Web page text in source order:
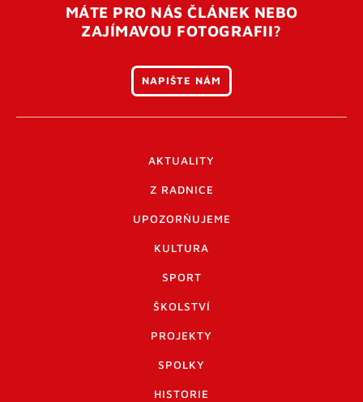
otevření tohoto odkazu se váš účet ověří a můžete se
přihlásit. Nezapomeňte zkontrolovat složku SPAM ve
MÁTE PRO NÁS ČLÁNEK NEBO
ZAJÍMAVOU FOTOGRAFII?
NAPIŠTE NÁM
AKTUALITY
Z RADNICE
UPOZORŇUJEME
KULTURA
SPORT
ŠKOLSTVÍ
PROJEKTY
SPOLKY
HISTORIE